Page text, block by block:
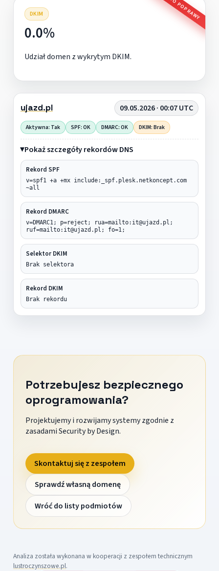
DKIM DO POPRAWY
0.0%
Udział domen z wykrytym DKIM.
ujazd.pl 09.05.2026 · 00:07 UTC
Aktywna: Tak SPF: OK DMARC: OK DKIM: Brak
Pokaż szczegóły rekordów DNS
Rekord SPF
v=spf1 +a +mx include:_spf.plesk.netkoncept.com
~all
Rekord DMARC
v=DMARC1; p=reject; rua=mailto:it@ujazd.pl;
ruf=mailto:it@ujazd.pl; fo=1;
Selektor DKIM
Brak selektora
Rekord DKIM
Brak rekordu
Potrzebujesz bezpiecznego
oprogramowania?
Projektujemy i rozwijamy systemy zgodnie z
zasadami Security by Design.
Skontaktuj się z zespołem
Sprawdź własną domenę
Wróć do listy podmiotów
Analiza została wykonana w kooperacji z zespołem technicznym
lustroczynszowe.pl.